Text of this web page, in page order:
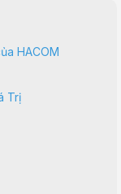
HACOM
Trị